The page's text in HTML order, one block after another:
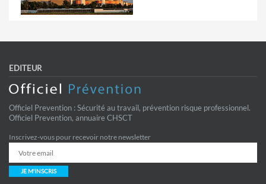
EDITEUR
Officiel Prevention : Sécurité au travail, prévention risque professionnel.
Officiel Prevention, annuaire CHSCT
Inscrivez-vous pour recevoir notre newsletter
JE M'INSCRIS